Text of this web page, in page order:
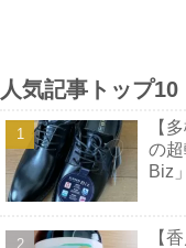
人気記事トップ10
【
の
Biz」
【